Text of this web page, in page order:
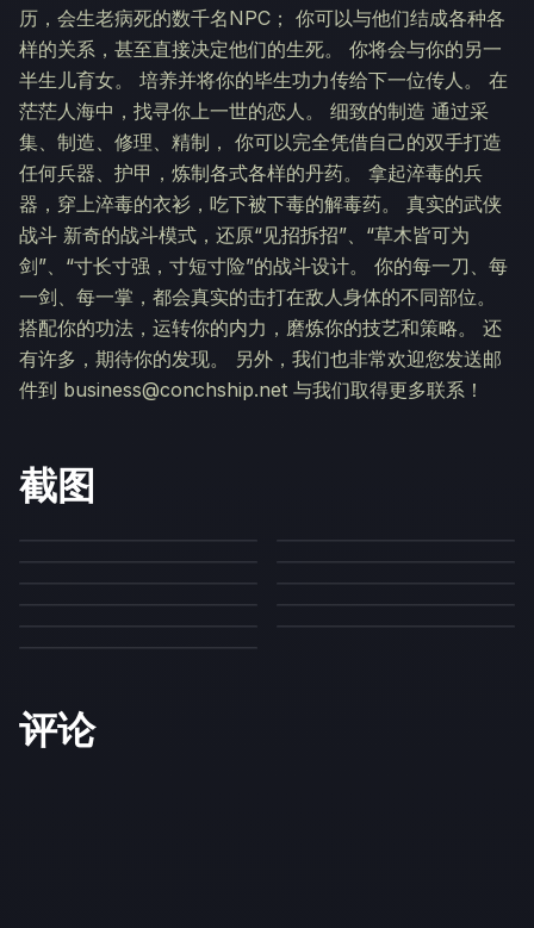
历，会生老病死的数千名NPC； 你可以与他们结成各种各
样的关系，甚至直接决定他们的生死。 你将会与你的另一
半生儿育女。 培养并将你的毕生功力传给下一位传人。 在
茫茫人海中，找寻你上一世的恋人。 细致的制造 通过采
集、制造、修理、精制， 你可以完全凭借自己的双手打造
任何兵器、护甲，炼制各式各样的丹药。 拿起淬毒的兵
器，穿上淬毒的衣衫，吃下被下毒的解毒药。 真实的武侠
战斗 新奇的战斗模式，还原“见招拆招”、“草木皆可为
剑”、“寸长寸强，寸短寸险”的战斗设计。 你的每一刀、每
一剑、每一掌，都会真实的击打在敌人身体的不同部位。
搭配你的功法，运转你的内力，磨炼你的技艺和策略。 还
有许多，期待你的发现。 另外，我们也非常欢迎您发送邮
件到 business@conchship.net 与我们取得更多联系！
截图
评论